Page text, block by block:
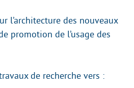
l’architecture des nouveaux
promotion de l’usage des
de recherche vers :